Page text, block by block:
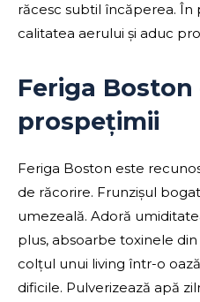
răcesc subtil încăperea. În
calitatea aerului și aduc
Feriga
prospețimii
Feriga Boston este
de răcorire. Frunzișul
umezeală. Adoră
plus, absoarbe toxinele
colțul unui living într-o
dificile. Pulverizează apă